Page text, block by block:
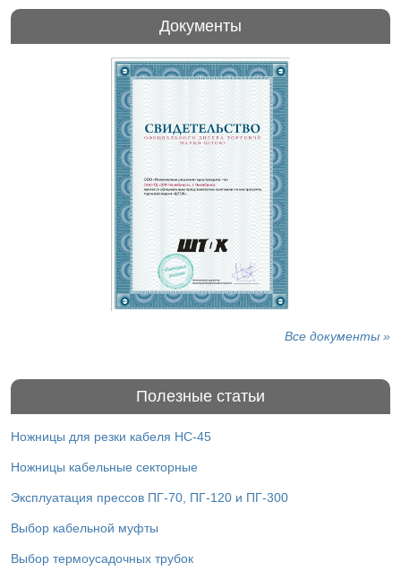
Документы
Все документы »
Полезные статьи
Ножницы для резки кабеля НС-45
Ножницы кабельные секторные
Эксплуатация прессов ПГ-70, ПГ-120 и ПГ-300
Выбор кабельной муфты
Выбор термоусадочных трубок